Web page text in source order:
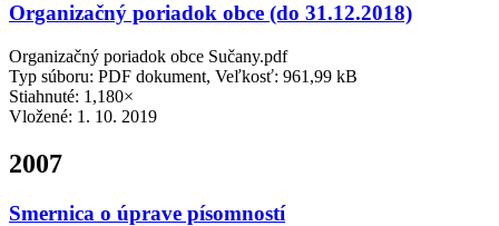
Organizačný poriadok obce (do 31.12.2018)
Organizačný poriadok obce Sučany.pdf
Typ súboru: PDF dokument, Veľkosť: 961,99 kB
Stiahnuté: 1,180×
Vložené: 1. 10. 2019
2007
Smernica o úprave písomností